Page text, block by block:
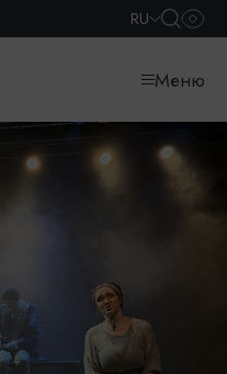
RU
Меню